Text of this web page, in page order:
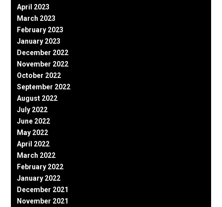
April 2023
March 2023
February 2023
January 2023
December 2022
November 2022
October 2022
September 2022
August 2022
July 2022
June 2022
May 2022
April 2022
March 2022
February 2022
January 2022
December 2021
November 2021